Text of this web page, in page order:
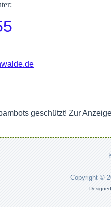
geschützt! Zur
Copyright ©